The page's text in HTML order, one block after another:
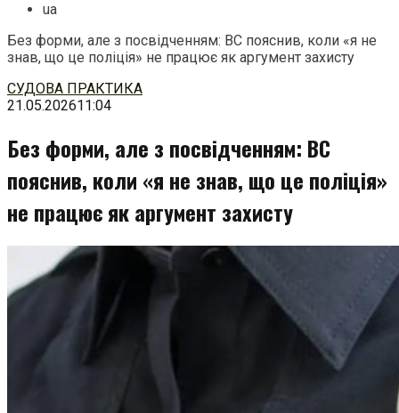
ua
Без форми, але з посвідченням: ВС пояснив, коли «я не
знав, що це поліція» не працює як аргумент захисту
Перейти
до
СУДОВА ПРАКТИКА
21.05.202611:04
Без форми, але з посвідченням: ВС
пояснив, коли «я не знав, що це поліція»
не працює як аргумент захисту